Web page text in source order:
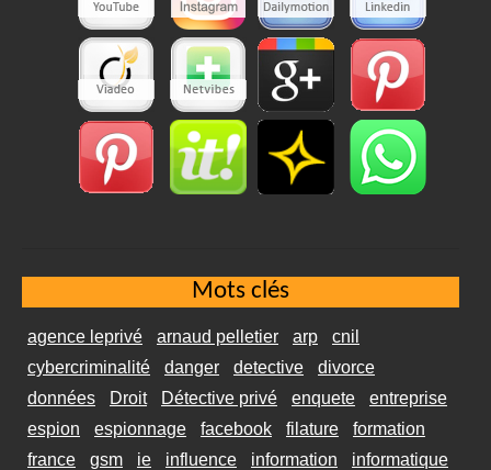
Mots clés
agence leprivé arnaud pelletier arp
cnil
cybercriminalité
danger detective
divorce
données
Droit Détective privé enquete
entreprise
espion
espionnage facebook filature
formation
france
gsm ie influence information
informatique